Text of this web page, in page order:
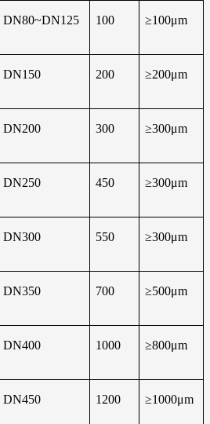
DN80~DN125 100 ≥100μm
DN150 200 ≥200μm
DN200 300 ≥300μm
DN250 450 ≥300μm
DN300 550 ≥300μm
DN350 700 ≥500μm
DN400 1000 ≥800μm
DN450 1200 ≥1000μm